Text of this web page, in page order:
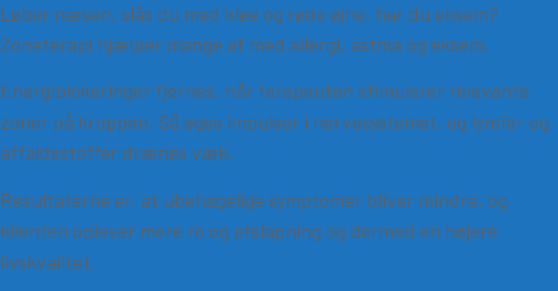
Løber næsen, slås du med kløe og røde øjne, har du eksem?
Zoneterapi hjælper mange af med allergi, astma og eksem.
Energiblokeringer fjernes, når terapeuten stimulerer relevante
zoner på kroppen. Så øges impulser i nervesystemet, og lymfe- og
affaldsstoffer drænes væk.
Resultaterne er, at ubehagelige symptomer bliver mindre, og
klienten oplever mere ro og afslapning og dermed en højere
livskvalitet.